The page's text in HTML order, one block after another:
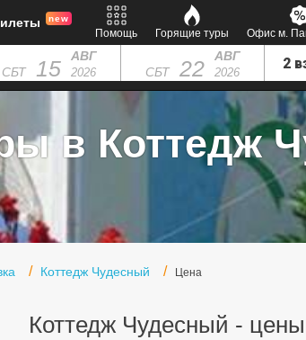
new
Помощь Горящие туры Офис м.
СБТ 15 АВГ
2026 СБТ 22 АВГ
2026
в Коттедж
Коттедж Чудесный Цена
Коттедж Чудесный -